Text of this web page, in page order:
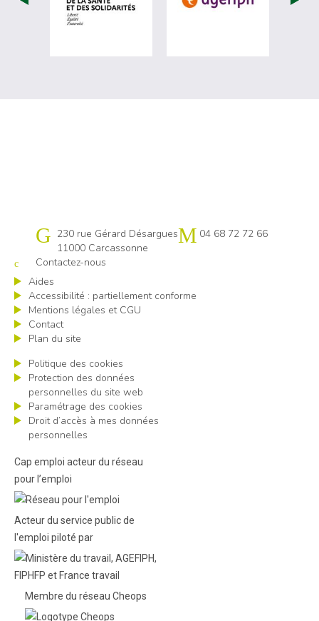
Cap emploi 11
230 rue Gérard Désargues
11000 Carcassonne
04 68 72 72 66
Contactez-nous
Aides
Accessibilité : partiellement conforme
Mentions légales et CGU
Contact
Plan du site
Politique des cookies
Protection des données
personnelles du site web
Paramétrage des cookies
Droit d’accès à mes données
personnelles
Cap emploi acteur du réseau
pour l’emploi
Acteur du service public de
l'emploi piloté par
Membre du réseau Cheops